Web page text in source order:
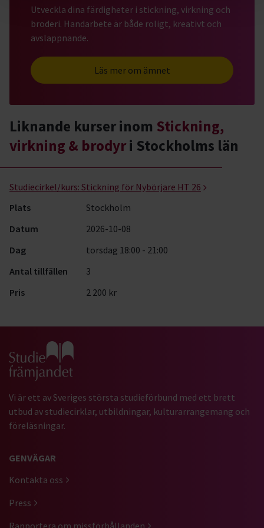
Utveckla dina färdigheter i stickning, virkning och
broderi. Handarbete är både roligt, kreativt och
avslappnande.
Läs mer om ämnet
Liknande kurser inom Stickning,
virkning & brodyri Stockholms län
Studiecirkel/kurs: Stickning för Nybörjare HT 26
Plats
Stockholm
Datum
2026-10-08
Dag
torsdag 18:00 - 21:00
Antal tillfällen
3
Pris
2 200 kr
Gå till studiefrämjandets startsida
Vi är ett av Sveriges största studieförbund med ett brett
utbud av studiecirklar, utbildningar, kulturarrangemang och
föreläsningar.
GENVÄGAR
Kontakta oss
Press
Rapportera om missförhållanden